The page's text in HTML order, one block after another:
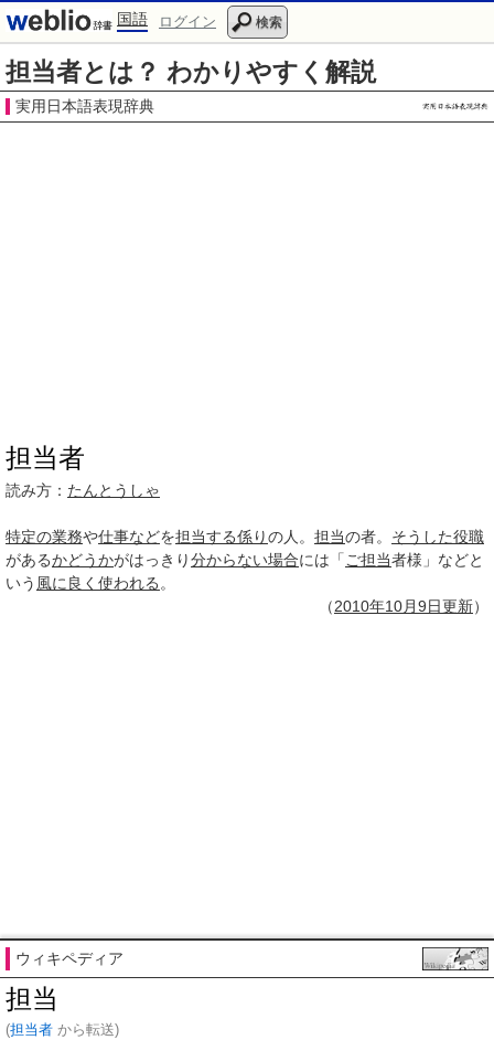
国語 ログイン 検索
担当者とは？ わかりやすく解説
実用日本語表現辞典
担当者
読み方： たんとうしゃ
特定の業務や仕事などを担当する係りの人。 担当の者。 そうした役職
があるかどうかがはっきり分からない場合には「 ご担当者様」などと
いう 風に 良く 使われる 。
（2010年10月9日更新）
ウィキペディア
担当
(担当者 から転送)